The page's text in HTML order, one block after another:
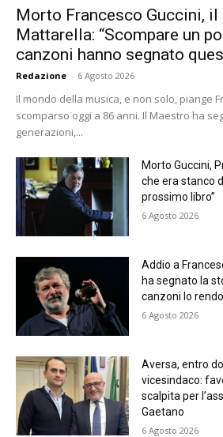
Morto Francesco Guccini, il
Mattarella: “Scompare un
canzoni hanno segnato
Redazione - 6 Agosto 2026
Il mondo della musica, e non solo, piange
scomparso oggi a 86 anni. Il Maestro ha
generazioni,...
Morto Guccini,
che era stanco
prossimo libro”
6 Agosto 2026
Addio a
ha segnato la
canzoni lo
6 Agosto 2026
Aversa, entro
vicesindaco:
scalpita per
Gaetano
6 Agosto 2026